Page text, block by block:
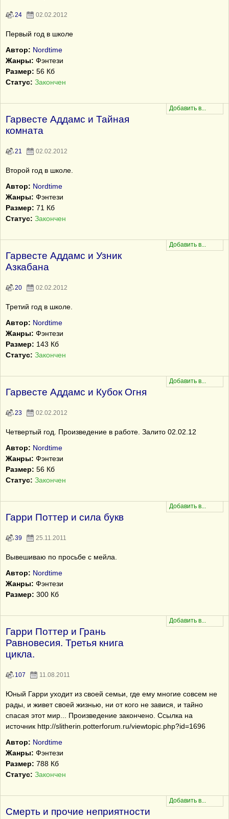
24 02.02.2012
Первый год в школе
Автор: Nordtime
Жанры: Фэнтези
Размер: 56 Кб
Статус: Закончен
Гарвесте Аддамс и Тайная
комната
21 02.02.2012
Второй год в школе.
Автор: Nordtime
Жанры: Фэнтези
Размер: 71 Кб
Статус: Закончен
Гарвесте Аддамс и Узник
Азкабана
20 02.02.2012
Третий год в школе.
Автор: Nordtime
Жанры: Фэнтези
Размер: 143 Кб
Статус: Закончен
Гарвесте Аддамс и Кубок Огня
23 02.02.2012
Четвертый год. Произведение в работе. Залито 02.02.12
Автор: Nordtime
Жанры: Фэнтези
Размер: 56 Кб
Статус: Закончен
Гарри Поттер и сила букв
39 25.11.2011
Вывешиваю по просьбе с мейла.
Автор: Nordtime
Жанры: Фэнтези
Размер: 300 Кб
Гарри Поттер и Грань
Равновесия. Третья книга
цикла.
107 11.08.2011
Юный Гарри уходит из своей семьи, где ему многие совсем не
рады, и живет своей жизнью, ни от кого не завися, и тайно
спасая этот мир... Произведение закончено. Ссылка на
источник http://slitherin.potterforum.ru/viewtopic.php?id=1696
Автор: Nordtime
Жанры: Фэнтези
Размер: 788 Кб
Статус: Закончен
Смерть и прочие неприятности